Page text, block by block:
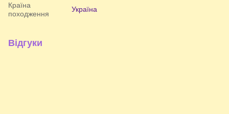
Країна
походження
Україна
Відгуки